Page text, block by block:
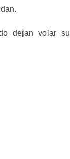
dejan volar su